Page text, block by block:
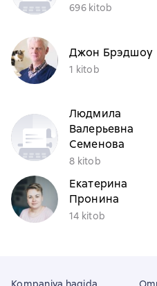
696 kitob
Джон Брэдшоу
1 kitob
Людмила
Валерьевна
Семенова
8 kitob
Екатерина
Пронина
14 kitob